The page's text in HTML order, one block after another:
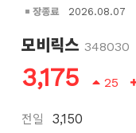
장종료 2026.08.07
모비릭스 348030
3,175 25
전일 3,150